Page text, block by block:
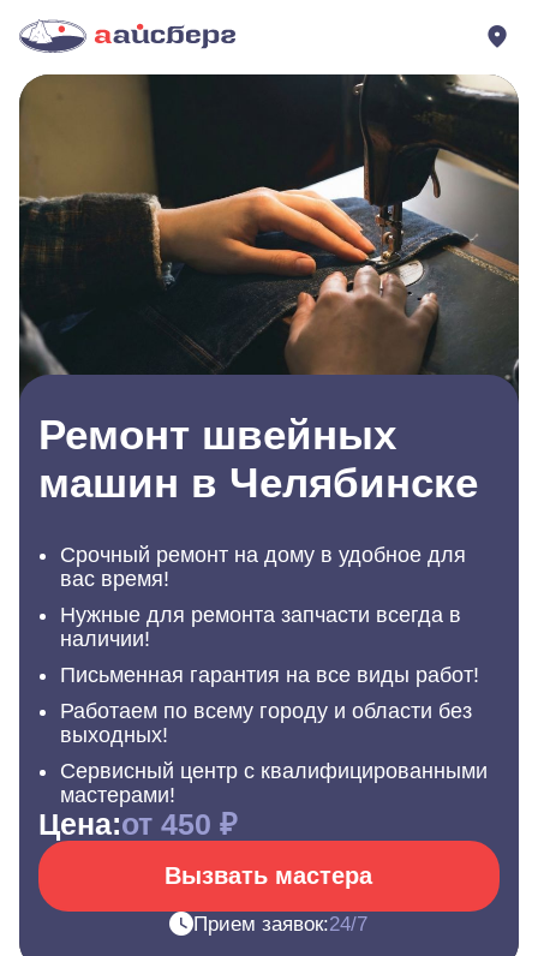
Ремонт швейных
машин в Челябинске
Срочный ремонт на дому в удобное для
вас время!
Нужные для ремонта запчасти всегда в
наличии!
Письменная гарантия на все виды работ!
Работаем по всему городу и области без
выходных!
Сервисный центр с квалифицированными
мастерами!
Цена:от 450 ₽
Вызвать мастера
Прием заявок:24/7